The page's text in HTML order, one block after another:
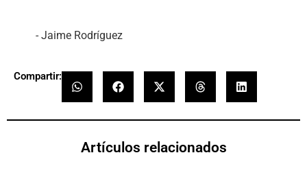
- Jaime Rodríguez
Compartir:
Artículos relacionados